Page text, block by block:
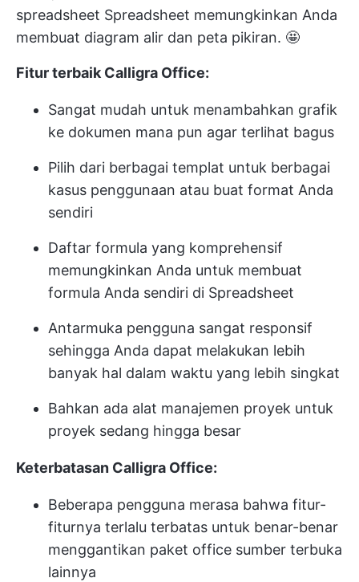
spreadsheet Spreadsheet memungkinkan Anda
membuat diagram alir dan peta pikiran. 🤩
Fitur terbaik Calligra Office:
Sangat mudah untuk menambahkan grafik
ke dokumen mana pun agar terlihat bagus
Pilih dari berbagai templat untuk berbagai
kasus penggunaan atau buat format Anda
sendiri
Daftar formula yang komprehensif
memungkinkan Anda untuk membuat
formula Anda sendiri di Spreadsheet
Antarmuka pengguna sangat responsif
sehingga Anda dapat melakukan lebih
banyak hal dalam waktu yang lebih singkat
Bahkan ada alat manajemen proyek untuk
proyek sedang hingga besar
Keterbatasan Calligra Office:
Beberapa pengguna merasa bahwa fitur-
fiturnya terlalu terbatas untuk benar-benar
menggantikan paket office sumber terbuka
lainnya